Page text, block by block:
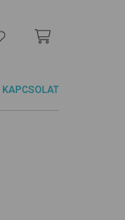
KAPCSOLAT